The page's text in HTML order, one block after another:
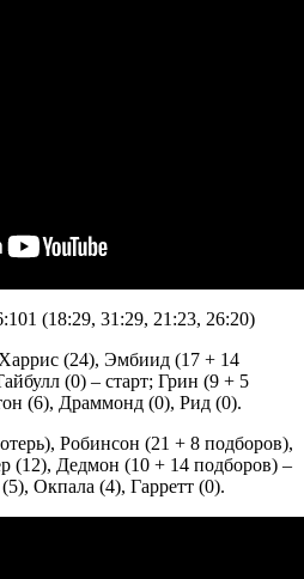
(18:29, 31:29, 21:23, 26:20)
(24), Эмбиид (17 + 14
(0) – старт; Грин (9 + 5
(6), Драммонд (0), Рид (0).
Робинсон (21 + 8 подборов),
(12), Дедмон (10 + 14 подборов) –
Окпала (4), Гарретт (0).